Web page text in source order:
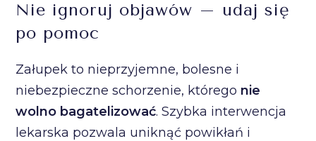
Nie ignoruj objawów – udaj się
po pomoc
Załupek to nieprzyjemne, bolesne i
niebezpieczne schorzenie, którego nie
wolno bagatelizować. Szybka interwencja
lekarska pozwala uniknąć powikłań i